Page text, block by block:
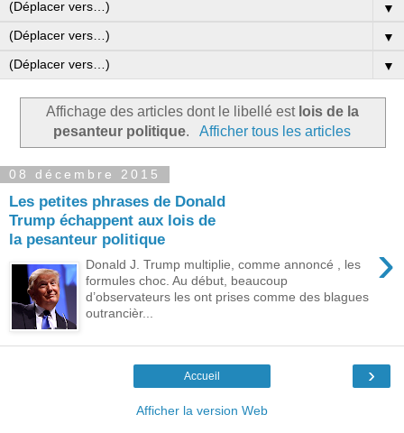
▼
▼
▼
Affichage des articles dont le libellé est lois de la
pesanteur politique. Afficher tous les articles
08 décembre 2015
Les petites phrases de Donald
Trump échappent aux lois de
la pesanteur politique
›
Donald J. Trump multiplie, comme annoncé , les
formules choc. Au début, beaucoup
d’observateurs les ont prises comme des blagues
outrancièr...
›
Accueil
Afficher la version Web